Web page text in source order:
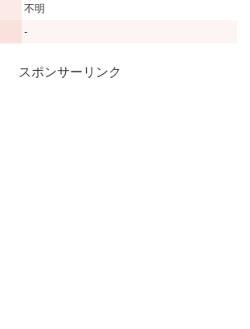
不明
-
スポンサーリンク